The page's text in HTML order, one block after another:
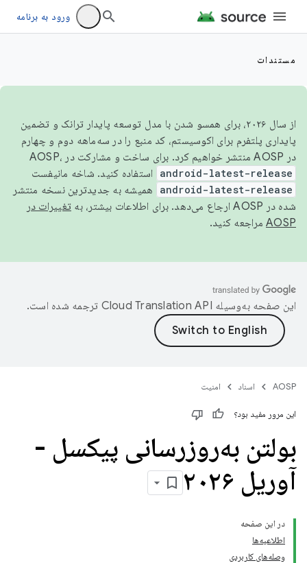
ورود به برنامه
مستندات
از سال ۲۰۲۶، برای همسو شدن با مدل توسعه پایدار ترانک و تضمین
پایداری پلتفرم برای اکوسیستم، کد منبع را در سه‌ماهه دوم و چهارم
در AOSP منتشر خواهیم کرد. برای ساخت و مشارکت در AOSP،
android-latest-release استفاده کنید. شاخه مانیفست
android-latest-release
همیشه به جدیدترین نسخه منتشر
شده در AOSP ارجاع می‌دهد. برای اطلاعات بیشتر، به
تغییرات در
AOSP مراجعه کنید.
این صفحه به‌وسیله ترجمه شده است.
AOSP اسناد امنیت
این مرور مفید بود؟
بولتن به‌روزرسانی پیکسل -
آوریل ۲۰۲۶
در این صفحه
اطلاعیه‌ها
وصله‌های کاربردی